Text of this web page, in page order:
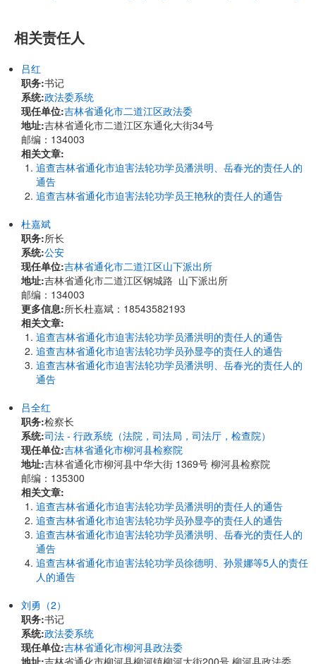
相关责任人
吕红
职务:书记
系统:政法委系统
现任单位:吉林省通化市二道江区政法委
地址:吉林省通化市二道江区东通化大街34号
邮编：134003
相关文章:
追查吉林省通化市迫害法轮功学员潘洪明、岳春光的责任人的
通告
追查吉林省通化市迫害法轮功学员王艳秋的责任人的通告
杜嘉斌
职务:所长
系统:公安
现任单位:吉林省通化市二道江区山下派出所
地址:吉林省通化市二道江区钢城路 山下派出所
邮编：134003
更多信息:所长杜嘉斌：18543582193
相关文章:
追查吉林省通化市迫害法轮功学员潘洪明的责任人的通告
追查吉林省通化市迫害法轮功学员孙显亭的责任人的通告
追查吉林省通化市迫害法轮功学员潘洪明、岳春光的责任人的
通告
吕全红
职务:检察长
系统:司法 - 行政系统（法院，司法局，司法厅，检查院）
现任单位:吉林省通化市柳河县检察院
地址:吉林省通化市柳河县中华大街 1369号 柳河县检察院
邮编：135300
相关文章:
追查吉林省通化市迫害法轮功学员潘洪明的责任人的通告
追查吉林省通化市迫害法轮功学员孙显亭的责任人的通告
追查吉林省通化市迫害法轮功学员潘洪明、岳春光的责任人的
通告
追查吉林省通化市迫害法轮功学员徐德明、孙景娜等5人的责任
人的通告
刘勇（2）
职务:书记
系统:政法委系统
现任单位:吉林省通化市柳河县政法委
地址:吉林省通化市柳河县柳河镇柳河大街200号 柳河县政法委